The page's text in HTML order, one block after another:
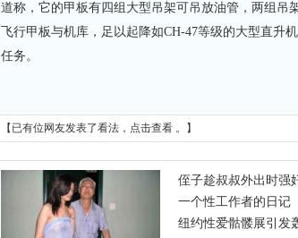
道称，它的甲板有四组大型吊架可吊放油管，两组吊
飞行甲板与机库，足以起降如CH-47等级的大型直升
任务。
【已有位网友发表了看法， 点击查看 。】
侄子趁叔叔外出时强
一个性工作者的日记
纽约性爱骷髅展引发